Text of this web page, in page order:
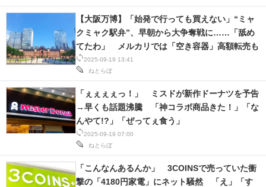
2025-09-19 13:41
ねとらぼ
【大阪万博】「始発で行っても買えない」“ミャ
クミャク駅弁”、早朝から大争奪戦に……「舐め
てたわ」 メルカリでは「空き容器」高額転売も
2025-09-19 07:00
ねとらぼ
「ぇぇぇぇっ！」 ミスドが新作ドーナツを予告
→早くも話題沸騰 「神コラボ商品きた！」「な
んやて!?」「ぜってぇ食う」
「こんなんあるんか」 3COINSで売っていた衝
撃の「4180円家電」にネット騒然 「え」「す